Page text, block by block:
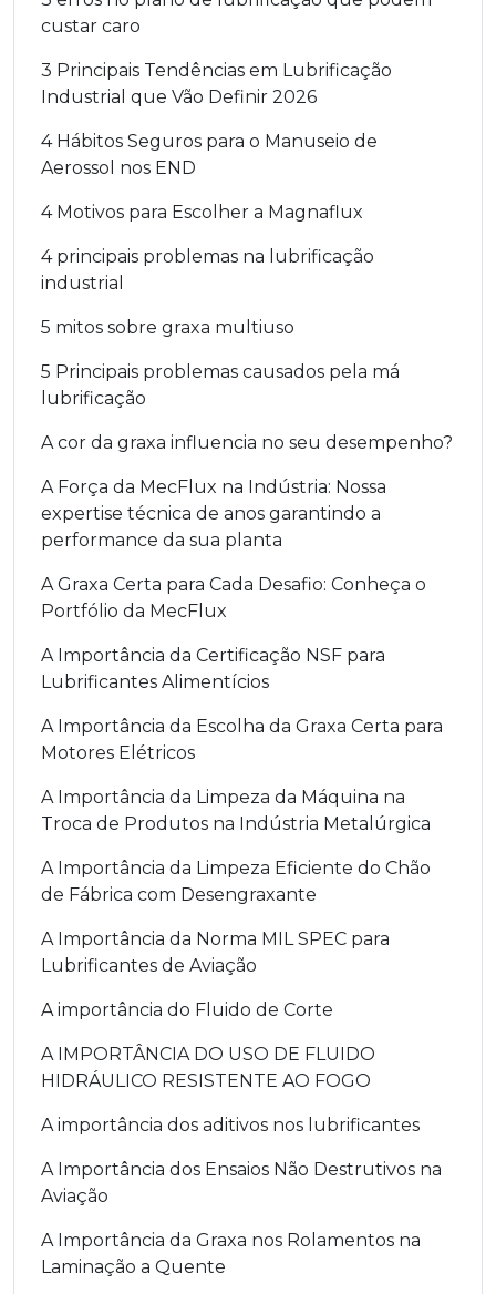
custar caro
3 Principais Tendências em Lubrificação
Industrial que Vão Definir 2026
4 Hábitos Seguros para o Manuseio de
Aerossol nos END
4 Motivos para Escolher a Magnaflux
4 principais problemas na lubrificação
industrial
5 mitos sobre graxa multiuso
5 Principais problemas causados pela má
lubrificação
A cor da graxa influencia no seu desempenho?
A Força da MecFlux na Indústria: Nossa
expertise técnica de anos garantindo a
performance da sua planta
A Graxa Certa para Cada Desafio: Conheça o
Portfólio da MecFlux
A Importância da Certificação NSF para
Lubrificantes Alimentícios
A Importância da Escolha da Graxa Certa para
Motores Elétricos
A Importância da Limpeza da Máquina na
Troca de Produtos na Indústria Metalúrgica
A Importância da Limpeza Eficiente do Chão
de Fábrica com Desengraxante
A Importância da Norma MIL SPEC para
Lubrificantes de Aviação
A importância do Fluido de Corte
A IMPORTÂNCIA DO USO DE FLUIDO
HIDRÁULICO RESISTENTE AO FOGO
A importância dos aditivos nos lubrificantes
A Importância dos Ensaios Não Destrutivos na
Aviação
A Importância da Graxa nos Rolamentos na
Laminação a Quente